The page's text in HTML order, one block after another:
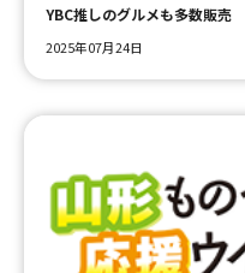
YBC推しのグルメも多数販売
2025年07月24日